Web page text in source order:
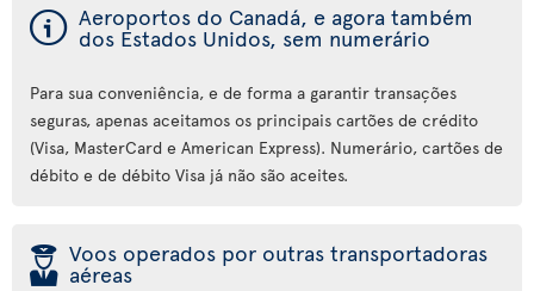
ý Aeroportos do Canadá, e agora também
dos Estados Unidos, sem numerário
Para sua conveniência, e de forma a garantir transações
seguras, apenas aceitamos os principais cartões de crédito
(Visa, MasterCard e American Express). Numerário, cartões de
débito e de débito Visa já não são aceites.
þ Voos operados por outras transportadoras
aéreas